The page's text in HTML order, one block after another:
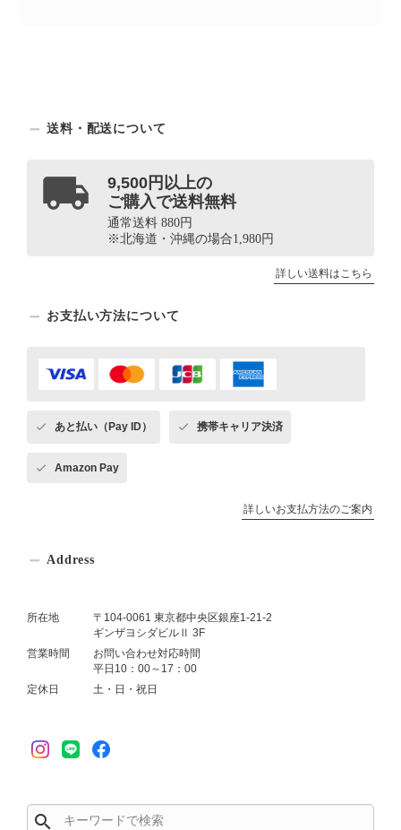
送料・配送について
9,500円以上の
ご購入で送料無料
通常送料 880円
※北海道・沖縄の場合1,980円
詳しい送料はこちら
お支払い方法について
あと払い（Pay ID） 携帯キャリア決済
Amazon Pay
詳しいお支払方法のご案内
Address
所在地
〒104-0061 東京都中央区銀座1-21-2
ギンザヨシダビルⅡ 3F
営業時間
お問い合わせ対応時間
平日10：00～17：00
定休日
土・日・祝日
search